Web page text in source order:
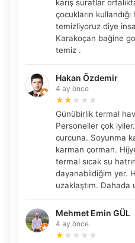
karış suratlar
çocukların
temizliyoruz diye
Karakoçan bağine
temiz .
Hakan Özdemir
4 ay önce
★★ ★ ★ ★
Günübirlik termal
Personeller çok
curcuna. Soyunma
karman çorman.
termal sıcak su
dayanabildiğim yer.
uzaklaştım. Dahada
Mehmet Emin GÜL
4 ay önce
★ ★ ★ ★ ★